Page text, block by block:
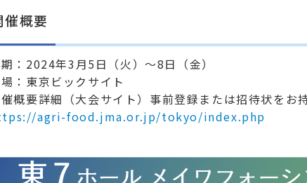
催概要
：2024年3月5日（火）～8日（金）
：東京ビックサイト
概要詳細（大会サイト）事前登録または招待状をお
agri-food.jma.or.jp/tokyo/index.php